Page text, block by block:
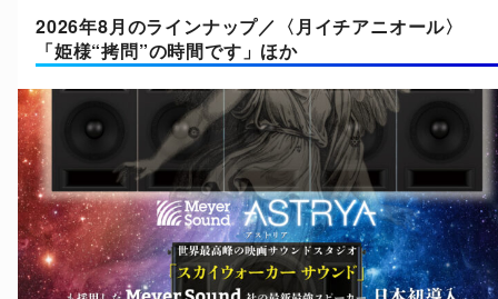
2026年8月のラインナップ／〈月イチアニオール〉
「姫様“拷問”の時間です」ほか